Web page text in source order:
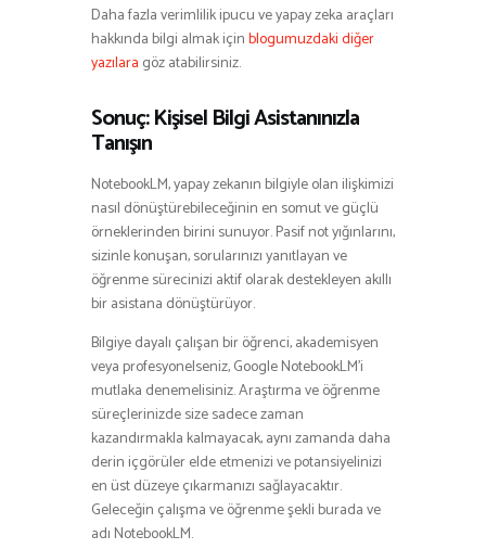
Daha fazla verimlilik ipucu ve yapay zeka araçları
hakkında bilgi almak içinblogumuzdaki diğer
yazılara göz atabilirsiniz.
Sonuç: Kişisel Bilgi Asistanınızla
Tanışın
NotebookLM, yapay zekanın bilgiyle olan ilişkimizi
nasıl dönüştürebileceğinin en somut ve güçlü
örneklerinden birini sunuyor. Pasif not yığınlarını,
sizinle konuşan, sorularınızı yanıtlayan ve
öğrenme sürecinizi aktif olarak destekleyen akıllı
bir asistana dönüştürüyor.
Bilgiye dayalı çalışan bir öğrenci, akademisyen
veya profesyonelseniz, Google NotebookLM’i
mutlaka denemelisiniz. Araştırma ve öğrenme
süreçlerinizde size sadece zaman
kazandırmakla kalmayacak, aynı zamanda daha
derin içgörüler elde etmenizi ve potansiyelinizi
en üst düzeye çıkarmanızı sağlayacaktır.
Geleceğin çalışma ve öğrenme şekli burada ve
adı NotebookLM.